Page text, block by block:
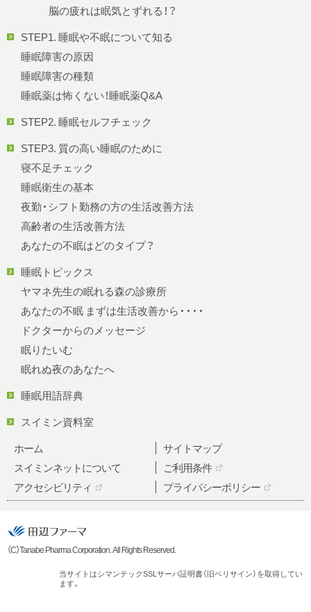
脳の疲れは眠気とずれる！？
STEP1. 睡眠や不眠について知る
睡眠障害の原因
睡眠障害の種類
睡眠薬は怖くない！睡眠薬Q&A
STEP2. 睡眠セルフチェック
STEP3. 質の高い睡眠のために
寝不足チェック
睡眠衛生の基本
夜勤・シフト勤務の方の生活改善方法
高齢者の生活改善方法
あなたの不眠はどのタイプ？
睡眠トピックス
ヤマネ先生の眠れる森の診療所
あなたの不眠 まずは生活改善から・・・・
ドクターからのメッセージ
眠りたいむ
眠れぬ夜のあなたへ
睡眠用語辞典
スイミン資料室
ホーム
サイトマップ
スイミンネットについて
ご利用条件
アクセシビリティ
プライバシーポリシー
（C）Tanabe Pharma Corporation. All Rights Reserved.
当サイトはシマンテックSSLサーバ証明書（旧ベリサイン）を取得してい
ます。